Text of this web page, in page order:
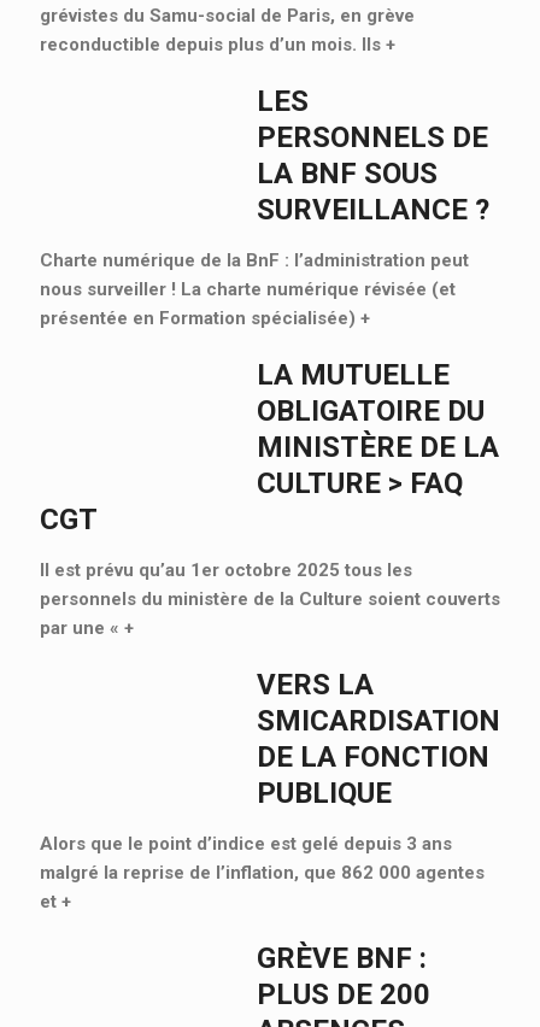
grévistes du Samu-social de Paris, en grève
reconductible depuis plus d’un mois. Ils +
LES
PERSONNELS DE
LA BNF SOUS
SURVEILLANCE ?
Charte numérique de la BnF : l’administration peut
nous surveiller ! La charte numérique révisée (et
présentée en Formation spécialisée) +
LA MUTUELLE
OBLIGATOIRE DU
MINISTÈRE DE LA
CULTURE > FAQ
CGT
Il est prévu qu’au 1er octobre 2025 tous les
personnels du ministère de la Culture soient couverts
par une « +
VERS LA
SMICARDISATION
DE LA FONCTION
PUBLIQUE
Alors que le point d’indice est gelé depuis 3 ans
malgré la reprise de l’inflation, que 862 000 agentes
et +
GRÈVE BNF :
PLUS DE 200